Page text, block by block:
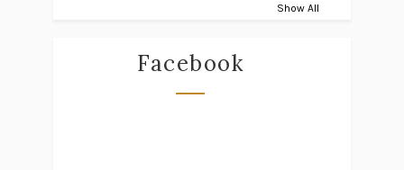
Show All
Facebook